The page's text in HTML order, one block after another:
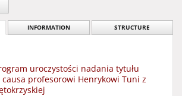
INFORMATION STRUCTURE
uroczystości nadania tytułu
profesorowi Henrykowi Tuni z